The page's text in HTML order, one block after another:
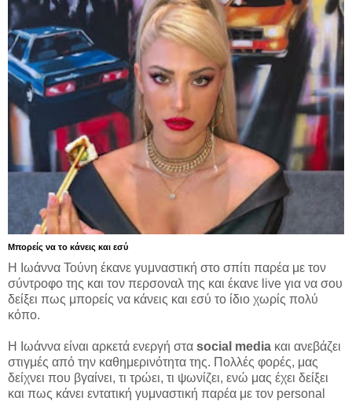
Μπορείς να το κάνεις και εσύ
Η Ιωάννα Τούνη έκανε γυμναστική στο σπίτι παρέα με τον
σύντροφο της και τον περσοναλ της και έκανε live για να σου
δείξει πως μπορείς να κάνεις και εσύ το ίδιο χωρίς πολύ
κόπο.
Η Ιωάννα είναι αρκετά ενεργή στα social media και ανεβάζει
στιγμές από την καθημερινότητα της. Πολλές φορές, μας
δείχνει που βγαίνει, τι τρώει, τι ψωνίζει, ενώ μας έχει δείξει
και πως κάνει εντατική γυμναστική παρέα με τον personal